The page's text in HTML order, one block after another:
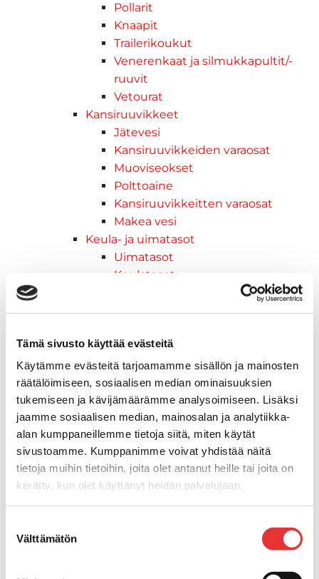
Tämä sivusto käyttää evästeitä
Käytämme evästeitä tarjoamamme sisällön ja mainosten
räätälöimiseen, sosiaalisen median ominaisuuksien
tukemiseen ja kävijämäärämme analysoimiseen. Lisäksi
jaamme sosiaalisen median, mainosalan ja analytiikka-
alan kumppaneillemme tietoja siitä, miten käytät
sivustoamme. Kumppanimme voivat yhdistää näitä
tietoja muihin tietoihin, joita olet antanut heille tai joita on
kerätty, kun olet käyttänyt heidän palvelujaan.
valinta
Välttämätön
Pollarit
Knaapit
Trailerikoukut
Venerenkaat ja silmukkapultit/-
ruuvit
Vetourat
Kansiruuvikkeet
Jätevesi
Kansiruuvikkeiden varaosat
Muoviseokset
Polttoaine
Kansiruuvikkeitten varaosat
Makea vesi
Keula- ja uimatasot
Uimatasot
Keulatasot
Galvanoitu
Kevytmetalli
Muovia
Kalusteet, sisustus ja astiat
Venetuolit ja -tuolinjalat
Pöydät ja istuimet
Venetuolit
Tuolinjalat
Tuolit
Kansiluukut, ikkunat ja verhot
Verhot